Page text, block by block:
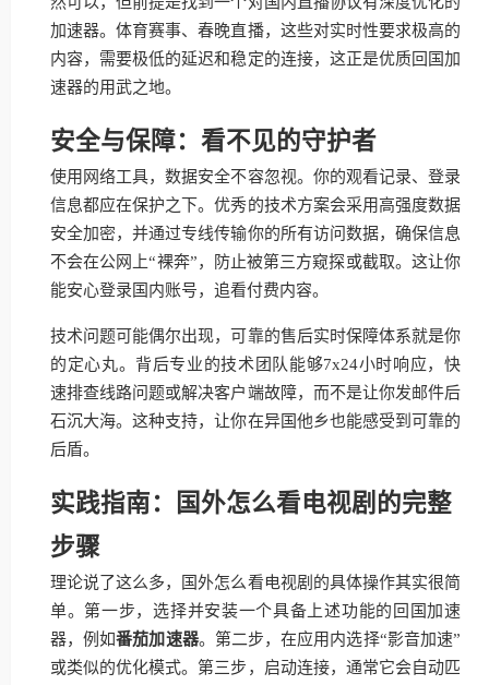
加速器。体育赛事、春晚直播，这些对实时性要求极高的
内容，需要极低的延迟和稳定的连接，这正是优质回国加
速器的用武之地。
安全与保障：看不见的守护者
使用网络工具，数据安全不容忽视。你的观看记录、登录
信息都应在保护之下。优秀的技术方案会采用高强度数据
安全加密，并通过专线传输你的所有访问数据，确保信息
不会在公网上“裸奔”，防止被第三方窥探或截取。这让你
能安心登录国内账号，追看付费内容。
技术问题可能偶尔出现，可靠的售后实时保障体系就是你
的定心丸。背后专业的技术团队能够7x24小时响应，快
速排查线路问题或解决客户端故障，而不是让你发邮件后
石沉大海。这种支持，让你在异国他乡也能感受到可靠的
后盾。
实践指南：国外怎么看电视剧的完整
步骤
理论说了这么多，国外怎么看电视剧的具体操作其实很简
单。第一步，选择并安装一个具备上述功能的回国加速
器，例如番茄加速器。第二步，在应用内选择“影音加速”
或类似的优化模式。第三步，启动连接，通常它会自动匹